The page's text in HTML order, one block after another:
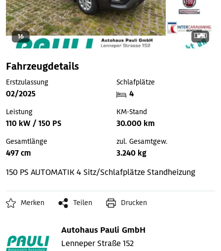
16
Fahrzeugdetails
Erstzulassung
02/2025
Schlafplätze
4
Leistung
110 kW / 150 PS
KM-Stand
30.000 km
Gesamtlänge
497 cm
zul. Gesamtgew.
3.240 kg
150 PS AUTOMATIK4 Sitz/Schlafplätze Standheizung
Merken Teilen Drucken
Autohaus Pauli GmbH
Lenneper Straße 152